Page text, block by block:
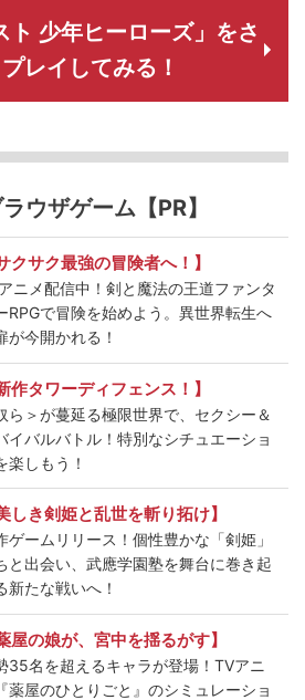
ト 少年ヒーローズ」をさ
レイしてみる！
ウザゲーム【PR】
サクサク最強の冒険者へ！】
ニメ配信中！剣と魔法の王道ファンタ
RPGで冒険を始めよう。異世界転生へ
が今開かれる！
新作タワーディフェンス！】
ら＞が蔓延る極限世界で、セクシー＆
イバルバトル！特別なシチュエーショ
楽しもう！
美しき剣姫と乱世を斬り拓け】
ゲームリリース！個性豊かな「剣姫」
と出会い、武應学園塾を舞台に巻き起
新たな戦いへ！
薬屋の娘が、宮中を揺るがす】
35名を超えるキャラが登場！TVアニ
薬屋のひとりごと』のシミュレーショ